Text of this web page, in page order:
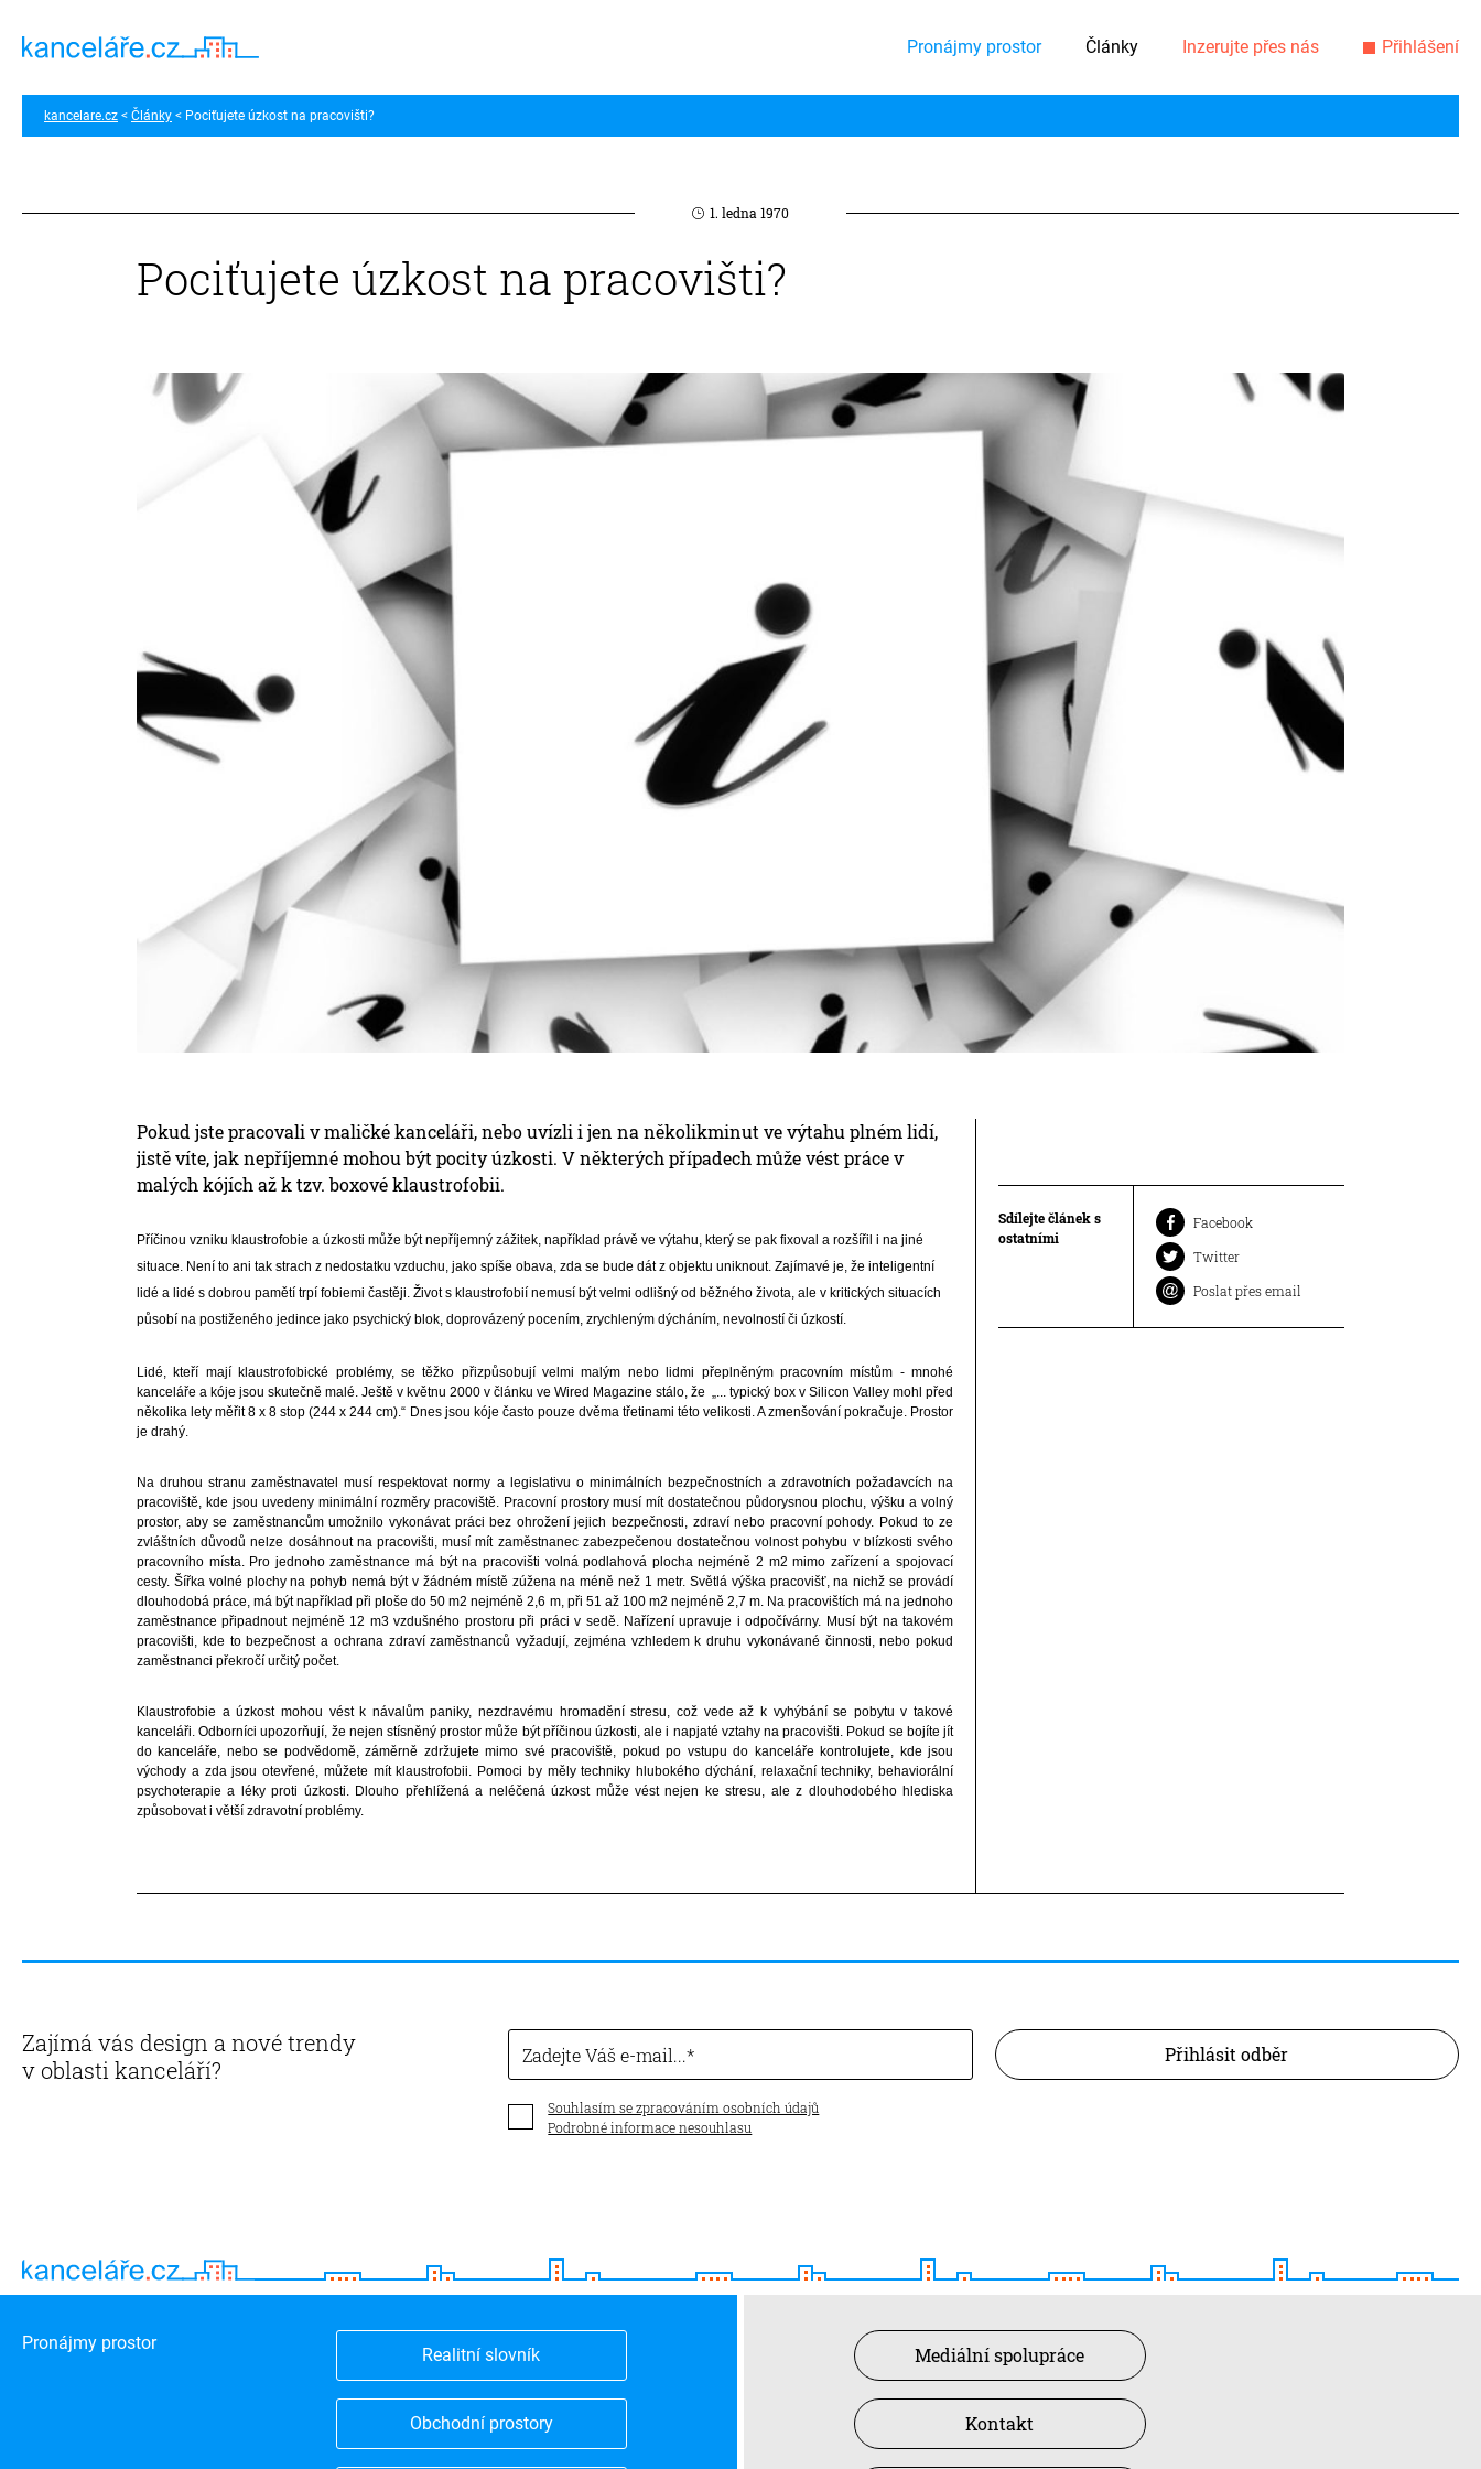
Pronájmy prostor Články Inzerujte přes nás Přihlášení
kancelare.cz Články Pociťujete úzkost na pracovišti?
1. ledna 1970
Pociťujete úzkost na pracovišti?
Pokud jste pracovali v maličké kanceláři, nebo uvízli i jen na několikminut ve výtahu plném lidí,
jistě víte, jak nepříjemné mohou být pocity úzkosti. V některých případech může vést práce v
malých kójích až k tzv. boxové klaustrofobii.
Příčinou vzniku klaustrofobie a úzkosti může být nepříjemný zážitek, například právě ve výtahu, který se pak fixoval a rozšířil i na jiné
situace. Není to ani tak strach z nedostatku vzduchu, jako spíše obava, zda se bude dát z objektu uniknout. Zajímavé je, že inteligentní
lidé a lidé s dobrou pamětí trpí fobiemi častěji. Život s klaustrofobií nemusí být velmi odlišný od běžného života, ale v kritických situacích
působí na postiženého jedince jako psychický blok, doprovázený pocením, zrychleným dýcháním, nevolností či úzkostí.
Lidé, kteří mají klaustrofobické problémy, se těžko přizpůsobují velmi malým nebo lidmi přeplněným pracovním místům - mnohé
kanceláře a kóje jsou skutečně malé. Ještě v květnu 2000 v článku ve Wired Magazine stálo, že „... typický box v Silicon Valley mohl před
několika lety měřit 8 x 8 stop (244 x 244 cm).“ Dnes jsou kóje často pouze dvěma třetinami této velikosti. A zmenšování pokračuje. Prostor
je drahý.
Na druhou stranu zaměstnavatel musí respektovat normy a legislativu o minimálních bezpečnostních a zdravotních požadavcích na
pracoviště, kde jsou uvedeny minimální rozměry pracoviště. Pracovní prostory musí mít dostatečnou půdorysnou plochu, výšku a volný
prostor, aby se zaměstnancům umožnilo vykonávat práci bez ohrožení jejich bezpečnosti, zdraví nebo pracovní pohody. Pokud to ze
zvláštních důvodů nelze dosáhnout na pracovišti, musí mít zaměstnanec zabezpečenou dostatečnou volnost pohybu v blízkosti svého
pracovního místa. Pro jednoho zaměstnance má být na pracovišti volná podlahová plocha nejméně 2 m2 mimo zařízení a spojovací
cesty. Šířka volné plochy na pohyb nemá být v žádném místě zúžena na méně než 1 metr. Světlá výška pracovišť, na nichž se provádí
dlouhodobá práce, má být například při ploše do 50 m2 nejméně 2,6 m, při 51 až 100 m2 nejméně 2,7 m. Na pracovištích má na jednoho
zaměstnance připadnout nejméně 12 m3 vzdušného prostoru při práci v sedě. Nařízení upravuje i odpočívárny. Musí být na takovém
pracovišti, kde to bezpečnost a ochrana zdraví zaměstnanců vyžadují, zejména vzhledem k druhu vykonávané činnosti, nebo pokud
zaměstnanci překročí určitý počet.
Klaustrofobie a úzkost mohou vést k návalům paniky, nezdravému hromadění stresu, což vede až k vyhýbání se pobytu v takové
kanceláři. Odborníci upozorňují, že nejen stísněný prostor může být příčinou úzkosti, ale i napjaté vztahy na pracovišti. Pokud se bojíte jít
do kanceláře, nebo se podvědomě, záměrně zdržujete mimo své pracoviště, pokud po vstupu do kanceláře kontrolujete, kde jsou
východy a zda jsou otevřené, můžete mít klaustrofobii. Pomoci by měly techniky hlubokého dýchání, relaxační techniky, behaviorální
psychoterapie a léky proti úzkosti. Dlouho přehlížená a neléčená úzkost může vést nejen ke stresu, ale z dlouhodobého hlediska
způsobovat i větší zdravotní problémy.
Sdílejte článek s
ostatními
Facebook
Twitter
Poslat přes email
Zajímá vás design a nové trendy
v oblasti kanceláří?
Zadejte Váš e-mail...
Souhlasím se zpracováním osobních údajů
Podrobné informace nesouhlasu
Přihlásit odběr
Pronájmy prostor
Realitní slovník
Obchodní prostory
Mediální spolupráce
Kontakt